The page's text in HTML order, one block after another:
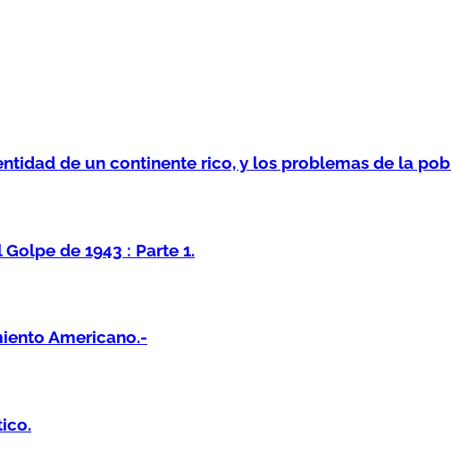
de un continente rico, y los problemas de la
de 1943 : Parte 1.
Americano.-